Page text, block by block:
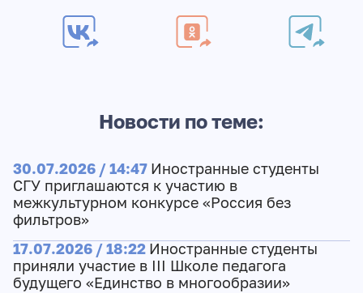
Новости по теме:
30.07.2026 / 14:47 Иностранные студенты
СГУ приглашаются к участию в
межкультурном конкурсе «Россия без
фильтров»
17.07.2026 / 18:22 Иностранные студенты
приняли участие в III Школе педагога
будущего «Единство в многообразии»